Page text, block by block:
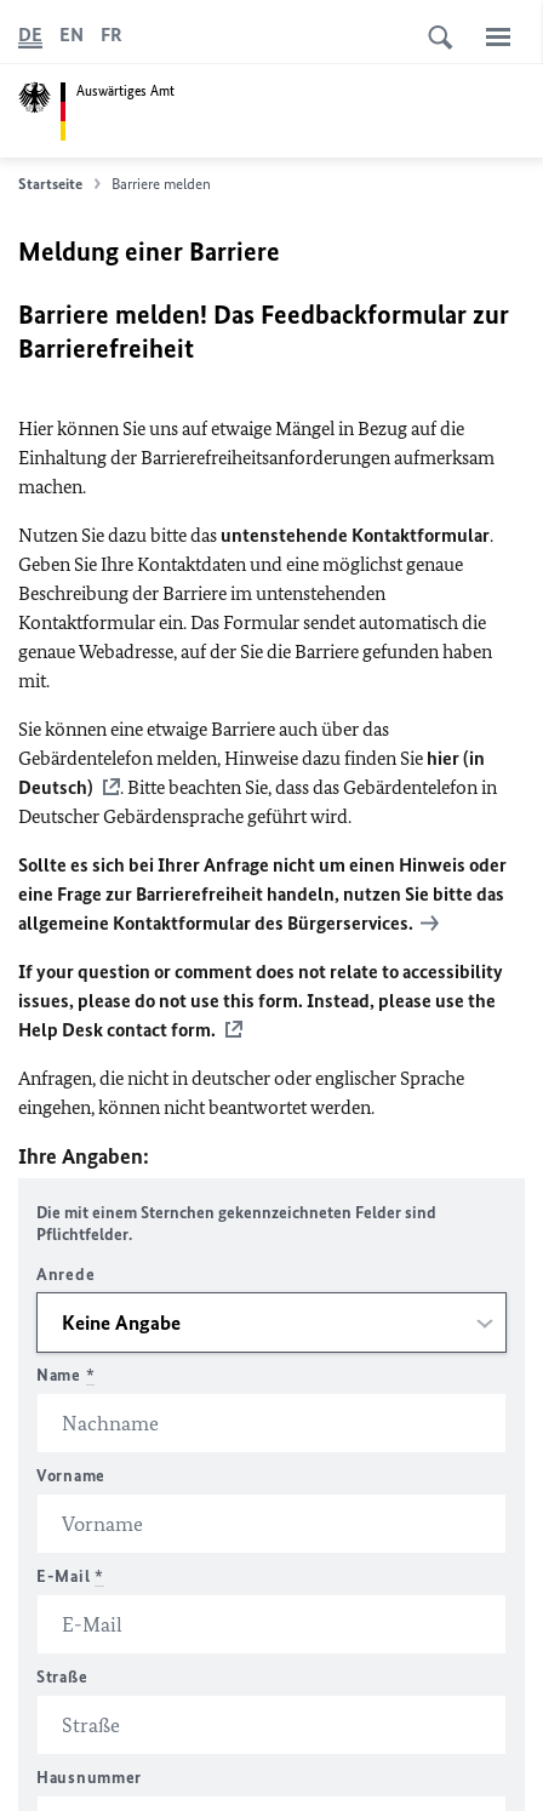
Auswärtiges Amt
DE EN FR
Startseite Barriere melden
Meldung einer Barriere
Barriere melden! Das Feedbackformular zur
Barrierefreiheit
Hier können Sie uns auf etwaige Mängel in Bezug auf die
Einhaltung der Barrierefreiheitsanforderungen aufmerksam
machen.
Nutzen Sie dazu bitte das untenstehende Kontaktformular.
Geben Sie Ihre Kontaktdaten und eine möglichst genaue
Beschreibung der Barriere im untenstehenden
Kontaktformular ein. Das Formular sendet automatisch die
genaue Webadresse, auf der Sie die Barriere gefunden haben
mit.
Sie können eine etwaige Barriere auch über das
Gebärdentelefon melden, Hinweise dazu finden Sie hier (in
Deutsch)
. Bitte beachten Sie, dass das Gebärdentelefon in
Deutscher Gebärdensprache geführt wird.
Sollte es sich bei Ihrer Anfrage nicht um einen Hinweis oder
eine Frage zur Barrierefreiheit handeln, nutzen Sie bitte das
allgemeine Kontaktformular des Bürgerservices.
If your question or comment does not relate to accessibility
issues, please do not use this form. Instead, please use the
Help Desk contact form.
Anfragen, die nicht in deutscher oder englischer Sprache
eingehen, können nicht beantwortet werden.
Ihre Angaben:
Die mit einem Sternchen gekennzeichneten Felder sind
Pflichtfelder.
Anrede
Name *
Vorname
E-Mail *
Straße
Hausnummer